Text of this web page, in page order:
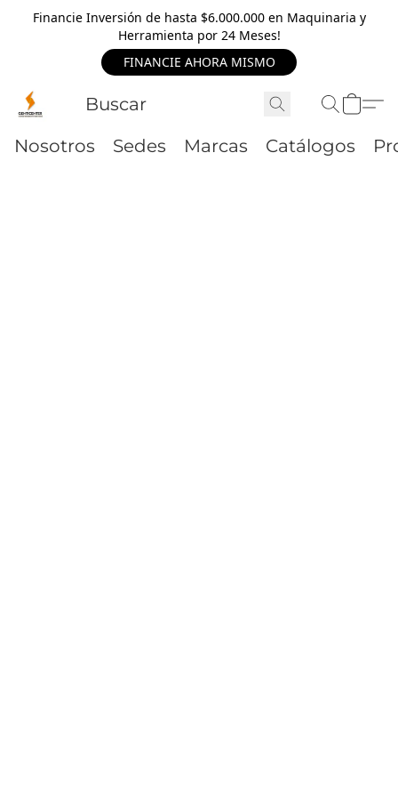
Financie Inversión de hasta $6.000.000 en Maquinaria y
Herramienta por 24 Meses!
FINANCIE AHORA MISMO
Nosotros Sedes Marcas Catálogos